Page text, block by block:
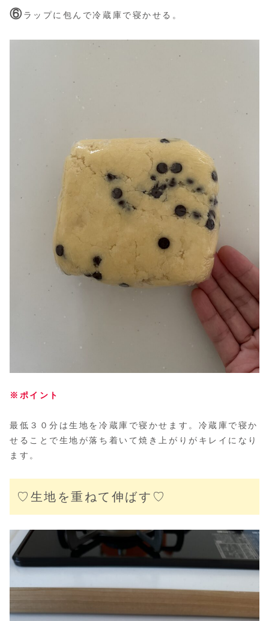
⑥ラップに包んで冷蔵庫で寝かせる。
※ポイント
最低３０分は生地を冷蔵庫で寝かせます。冷蔵庫で寝か
せることで生地が落ち着いて焼き上がりがキレイになり
ます。
♡生地を重ねて伸ばす♡